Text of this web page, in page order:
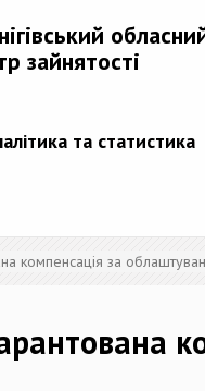
зайнятості
та статистика
компенсація за